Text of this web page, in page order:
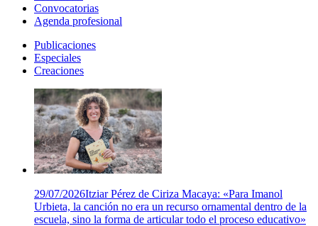
Convocatorias
Agenda profesional
Publicaciones
Especiales
Creaciones
29/07/2026Itziar Pérez de Ciriza Macaya: «Para Imanol
Urbieta, la canción no era un recurso ornamental dentro de la
escuela, sino la forma de articular todo el proceso educativo»